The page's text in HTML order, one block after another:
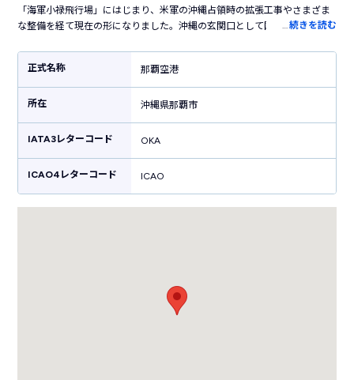
「海軍小禄飛行場」にはじまり、米軍の沖縄占領時の拡張工事やさまざま
な整備を経て現在の形になりました。沖縄の玄関口として国内外を、そし
合わせて30以上の路線が就航しており、観光シーズンには臨時便なども就
航します。空港内各所には鮮やかな花が飾られていて、南国らしい雰囲気
で出迎えてくれます。空港内にはたくさんのお店が立ち並び、ソーキそば
やオリオンビールなど沖縄らしいグルメを販売しています。ちんすこうや
紅芋タルトなどの沖縄土産もたくさん販売しており、ショッピングも楽し
める空港です。
続きを読む
正式名称 那覇空港
所在 沖縄県那覇市
IATA3レターコード OKA
ICAO4レターコード ICAO